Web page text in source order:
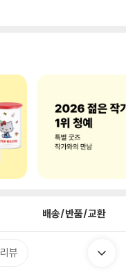
배송/반품/교환
뷰